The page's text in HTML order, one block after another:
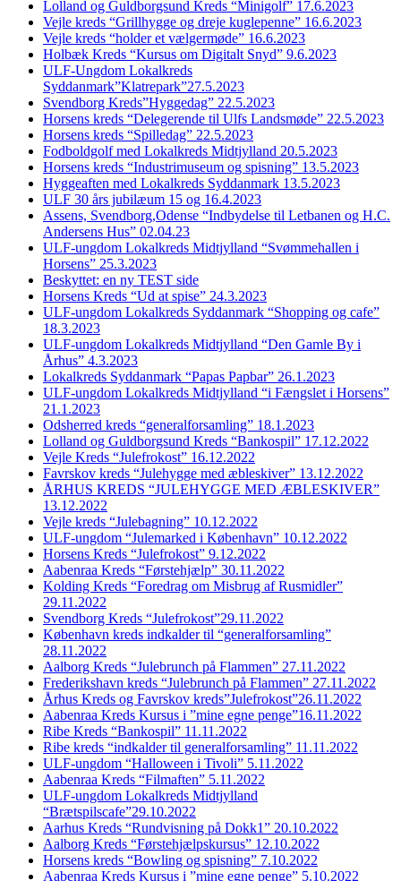
Lolland og Guldborgsund Kreds “Minigolf” 17.6.2023
Vejle kreds “Grillhygge og dreje kuglepenne” 16.6.2023
Vejle kreds “holder et vælgermøde” 16.6.2023
Holbæk Kreds “Kursus om Digitalt Snyd” 9.6.2023
ULF-Ungdom Lokalkreds
Syddanmark”Klatrepark”27.5.2023
Svendborg Kreds”Hyggedag” 22.5.2023
Horsens kreds “Delegerende til Ulfs Landsmøde” 22.5.2023
Horsens kreds “Spilledag” 22.5.2023
Fodboldgolf med Lokalkreds Midtjylland 20.5.2023
Horsens kreds “Industrimuseum og spisning” 13.5.2023
Hyggeaften med Lokalkreds Syddanmark 13.5.2023
ULF 30 års jubilæum 15 og 16.4.2023
Assens, Svendborg,Odense “Indbydelse til Letbanen og H.C.
Andersens Hus” 02.04.23
ULF-ungdom Lokalkreds Midtjylland “Svømmehallen i
Horsens” 25.3.2023
Beskyttet: en ny TEST side
Horsens Kreds “Ud at spise” 24.3.2023
ULF-ungdom Lokalkreds Syddanmark “Shopping og cafe”
18.3.2023
ULF-ungdom Lokalkreds Midtjylland “Den Gamle By i
Århus” 4.3.2023
Lokalkreds Syddanmark “Papas Papbar” 26.1.2023
ULF-ungdom Lokalkreds Midtjylland “i Fængslet i Horsens”
21.1.2023
Odsherred kreds “generalforsamling” 18.1.2023
Lolland og Guldborgsund Kreds “Bankospil” 17.12.2022
Vejle Kreds “Julefrokost” 16.12.2022
Favrskov kreds “Julehygge med æbleskiver” 13.12.2022
ÅRHUS KREDS “JULEHYGGE MED ÆBLESKIVER”
13.12.2022
Vejle kreds “Julebagning” 10.12.2022
ULF-ungdom “Julemarked i København” 10.12.2022
Horsens Kreds “Julefrokost” 9.12.2022
Aabenraa Kreds “Førstehjælp” 30.11.2022
Kolding Kreds “Foredrag om Misbrug af Rusmidler”
29.11.2022
Svendborg Kreds “Julefrokost”29.11.2022
København kreds indkalder til “generalforsamling”
28.11.2022
Aalborg Kreds “Julebrunch på Flammen” 27.11.2022
Frederikshavn kreds “Julebrunch på Flammen” 27.11.2022
Århus Kreds og Favrskov kreds”Julefrokost”26.11.2022
Aabenraa Kreds Kursus i ”mine egne penge”16.11.2022
Ribe Kreds “Bankospil” 11.11.2022
Ribe kreds “indkalder til generalforsamling” 11.11.2022
ULF-ungdom “Halloween i Tivoli” 5.11.2022
Aabenraa Kreds “Filmaften” 5.11.2022
ULF-ungdom Lokalkreds Midtjylland
“Brætspilscafe”29.10.2022
Aarhus Kreds “Rundvisning på Dokk1” 20.10.2022
Aalborg Kreds “Førstehjælpskursus” 12.10.2022
Horsens kreds “Bowling og spisning” 7.10.2022
Aabenraa Kreds Kursus i ”mine egne penge” 5.10.2022